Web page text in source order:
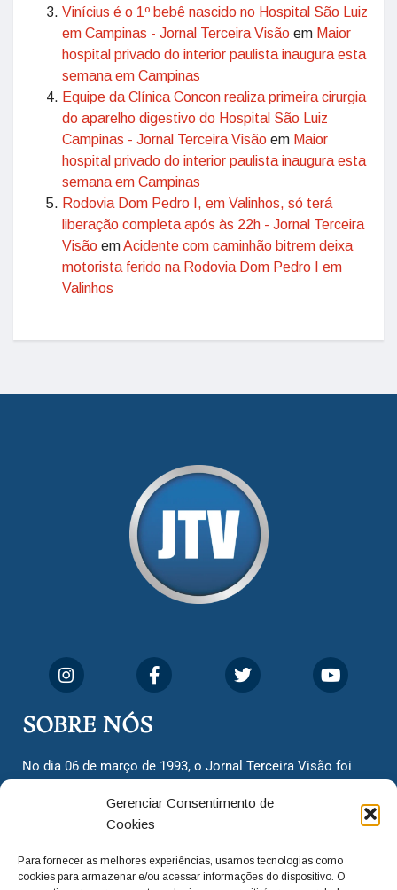
Gerenciar Consentimento de
Cookies
Para fornecer as melhores experiências, usamos tecnologias como
cookies para armazenar e/ou acessar informações do dispositivo. O
Vinícius é o 1º bebê nascido no Hospital São Luiz
em Campinas - Jornal Terceira Visão em Maior
hospital privado do interior paulista inaugura esta
semana em Campinas
Equipe da Clínica Concon realiza primeira cirurgia
do aparelho digestivo do Hospital São Luiz
Campinas - Jornal Terceira Visão em Maior
hospital privado do interior paulista inaugura esta
semana em Campinas
Rodovia Dom Pedro I, em Valinhos, só terá
liberação completa após às 22h - Jornal Terceira
Visão emAcidente com caminhão bitrem deixa
motorista ferido na Rodovia Dom Pedro I em
Valinhos
SOBRE NÓS
No dia 06 de março de 1993, o Jornal Terceira Visão foi
cidadãos valinhenses, já que naquela época só existiam
dois jornais. Há mais de 30 anos, o jornal continua
com o foco de trazer as melhores notícias. Nunca